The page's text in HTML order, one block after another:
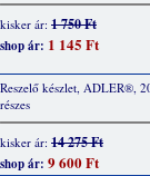
kisker ár: 1 750 Ft
shop ár: 1 145 Ft
Reszelő készlet, ADLER®,
részes
kisker ár: 14 275 Ft
shop ár: 9 600 Ft